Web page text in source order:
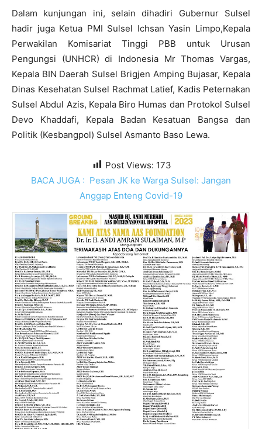
Dalam kunjungan ini, selain dihadiri Gubernur Sulsel
hadir juga Ketua PMI Sulsel Ichsan Yasin Limpo,Kepala
Perwakilan Komisariat Tinggi PBB untuk Urusan
Pengungsi (UNHCR) di Indonesia Mr Thomas Vargas,
Kepala BIN Daerah Sulsel Brigjen Amping Bujasar, Kepala
Dinas Kesehatan Sulsel Rachmat Latief, Kadis Peternakan
Sulsel Abdul Azis, Kepala Biro Humas dan Protokol Sulsel
Devo Khaddafi, Kepala Badan Kesatuan Bangsa dan
Politik (Kesbangpol) Sulsel Asmanto Baso Lewa.
Post Views: 173
BACA JUGA : Pesan JK ke Warga Sulsel: Jangan
Anggap Enteng Covid-19